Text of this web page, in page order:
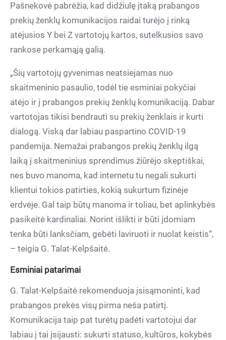
Pašnekovė pabrėžia, kad didžiulę įtaką prabangos
prekių ženklų komunikacijos raidai turėjo į rinką
atėjusios Y bei Z vartotojų kartos, sutelkusios savo
rankose perkamąją galią.
„Šių vartotojų gyvenimas neatsiejamas nuo
skaitmeninio pasaulio, todėl tie esminiai pokyčiai
atėjo ir į prabangos prekių ženklų komunikaciją. Dabar
vartotojas tikisi bendrauti su prekių ženklais ir kurti
dialogą. Viską dar labiau paspartino COVID-19
pandemija. Nemažai prabangos prekių ženklų ilgą
laiką į skaitmeninius sprendimus žiūrėjo skeptiškai,
nes buvo manoma, kad internetu tu negali sukurti
klientui tokios patirties, kokią sukurtum fizinėje
erdvėje. Gal taip būtų manoma ir toliau, bet aplinkybės
pasikeitė kardinaliai. Norint išlikti ir būti įdomiam
tenka būti lanksčiam, gebėti laviruoti ir nuolat keistis“,
– teigia G. Talat-Kelpšaitė.
Esminiai patarimai
G. Talat-Kelpšaitė rekomenduoja įsisąmoninti, kad
prabangos prekės visų pirma neša patirtį.
Komunikacija taip pat turėtų padėti vartotojui dar
labiau į tai įsijausti: sukurti statuso, kultūros, kokybės